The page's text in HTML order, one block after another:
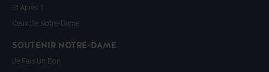
Et Après ?
Ceux De Notre-Dame
SOUTENIR NOTRE-DAME
Je Fais Un Don